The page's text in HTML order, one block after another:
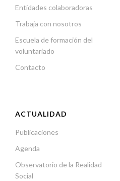
Entidades colaboradoras
Trabaja con nosotros
Escuela de formación del
voluntariado
Contacto
ACTUALIDAD
Publicaciones
Agenda
Observatorio de la Realidad
Social